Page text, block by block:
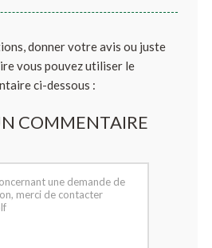
donner votre avis ou juste
vous pouvez utiliser le
ci-dessous :
COMMENTAIRE